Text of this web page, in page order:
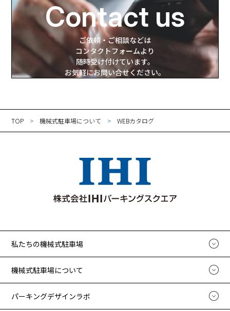
Contact us
ご依頼・ご相談などは
コンタクトフォームより
随時受け付けています。
お気軽にお問い合せください。
TOP 機械式駐車場について WEBカタログ
私たちの機械式駐車場
機械式駐車場について
パーキングデザインラボ